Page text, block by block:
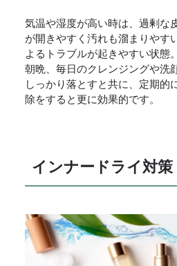
気温や湿度が高い時は、過剰な
が開きやすく汚れも溜まりやす
よるトラブルが起きやすい状態。
朝晩、毎日のクレンジングや洗
しっかり落とすと共に、 定期的
除をすると更に効果的です。
インナードライ対策